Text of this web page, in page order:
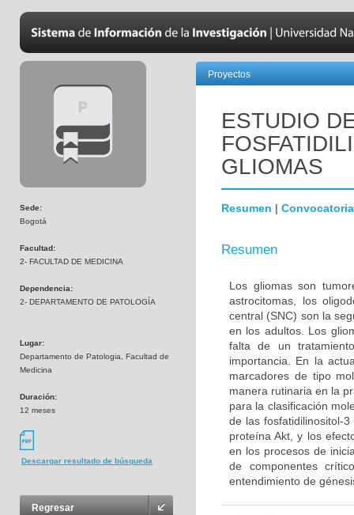
Sede:
Bogotá
Facultad:
2- FACULTAD DE MEDICINA
Dependencia:
2- DEPARTAMENTO DE PATOLOGÍA
Lugar:
Departamento de Patologia, Facultad de
Medicina
Duración:
12 meses
Descargar resultado de búsqueda
Regresar
Proyectos
ESTUDIO
GLIOMAS
Resumen | Convocatoria
Resumen
Los gliomas son
astrocitomas, los
central (SNC) son la
en los adultos. Los
falta de un
importancia. En la
marcadores de tipo
manera rutinaria en la
para la clasificación
de las fosfatidilinositol-
proteína Akt, y los
en los procesos de
de componentes
entendimiento de